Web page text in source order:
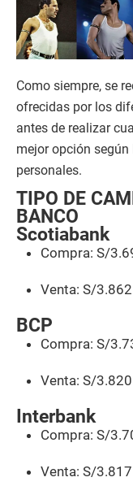
Como siempre, se
ofrecidas por los
antes de realizar
mejor opción
personales.
TIPO DE
BANCO
Scotiabank
Compra: S/
Venta: S/3.862
BCP
Compra: S/
Venta: S/3.820
Interbank
Compra: S/
Venta: S/3.817